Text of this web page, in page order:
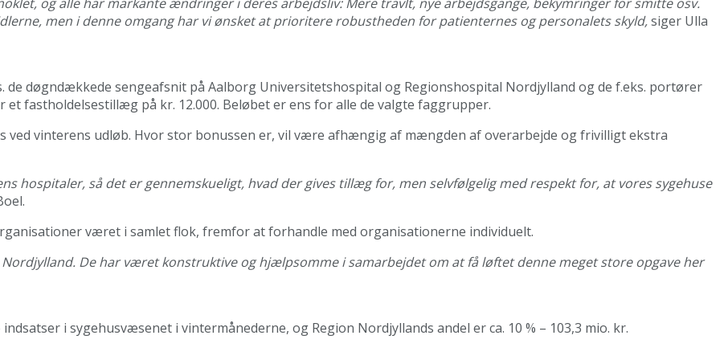
men i denne omgang har vi ønsket at prioritere robustheden for patienternes og personalets skyld,siger Ulla
døgndækkede sengeafsnit på Aalborg Universitetshospital og Regionshospital Nordjylland og de f.eks. portører
fastholdelsestillæg på kr. 12.000. Beløbet er ens for alle de valgte faggrupper.
ved vinterens udløb. Hvor stor bonussen er, vil være afhængig af mængden af overarbejde og frivilligt ekstra
hospitaler, så det er gennemskueligt, hvad der gives tillæg for, men selvfølgelig med respekt for, at vores sygehuse
været i samlet flok, fremfor at forhandle med organisationerne individuelt.
De har været konstruktive og hjælpsomme i samarbejdet om at få løftet denne meget store opgave her
i sygehusvæsenet i vintermånederne, og Region Nordjyllands andel er ca. 10 % – 103,3 mio. kr.